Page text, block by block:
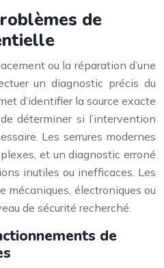
de
ou la réparation d’une
un diagnostic précis du
d’identifier la source exacte
déterminer si l’intervention
Les serrures modernes
et un diagnostic erroné
inutiles ou inefficaces. Les
mécaniques, électroniques ou
de sécurité recherché.
de